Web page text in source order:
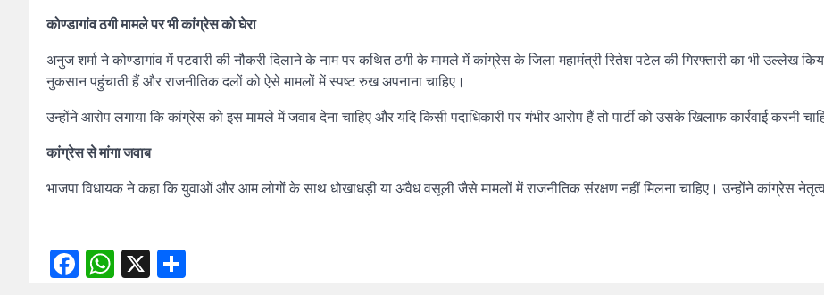
कोण्डागांव ठगी मामले पर भी कांग्रेस को घेरा
अनुज शर्मा ने कोण्डागांव में पटवारी की नौकरी दिलाने के नाम पर कथित ठगी के मामले में कांग्रेस के जिला महामंत्री रितेश पटेल की गिरफ्तारी का भी उल्लेख
नुकसान पहुंचाती हैं और राजनीतिक दलों को ऐसे मामलों में स्पष्ट रुख अपनाना चाहिए।
उन्होंने आरोप लगाया कि कांग्रेस को इस मामले में जवाब देना चाहिए और यदि किसी पदाधिकारी पर गंभीर आरोप हैं तो पार्टी को उसके खिलाफ कार्रवाई करनी
कांग्रेस से मांगा जवाब
भाजपा विधायक ने कहा कि युवाओं और आम लोगों के साथ धोखाधड़ी या अवैध वसूली जैसे मामलों में राजनीतिक संरक्षण नहीं मिलना चाहिए। उन्होंने कांग्रेस
Facebook
WhatsApp
X